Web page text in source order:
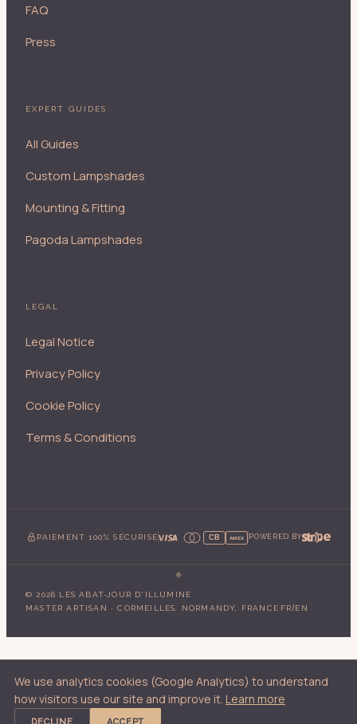
FAQ
Press
EXPERT GUIDES
All Guides
Custom Lampshades
Mounting & Fitting
Pagoda Lampshades
LEGAL
Legal Notice
Privacy Policy
Cookie Policy
Terms & Conditions
PAIEMENT 100% SÉCURISÉ CB AMEX POWERED BY
© 2026 LES ABAT-JOUR D'ILLUMINE
MASTER ARTISAN · CORMEILLES, NORMANDY, FRANCE·FR/EN
We use analytics cookies (Google Analytics) to understand
how visitors use our site and improve it. Learn more